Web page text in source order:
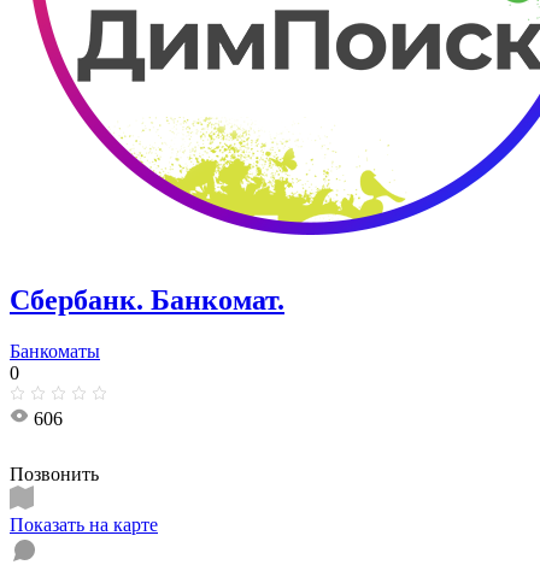
Сбербанк. Банкомат.
Банкоматы
0
606
Позвонить
Показать на карте